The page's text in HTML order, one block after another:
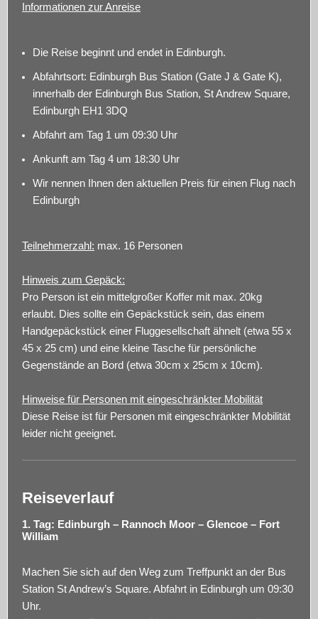
Informationen zur Anreise
Die Reise beginnt und endet in Edinburgh.
Abfahrtsort: Edinburgh Bus Station (Gate J & Gate K),
innerhalb der Edinburgh Bus Station, St Andrew Square,
Edinburgh EH1 3DQ
Abfahrt am Tag 1 um 09:30 Uhr
Ankunft am Tag 4 um 18:30 Uhr
Wir nennen Ihnen den aktuellen Preis für einen Flug nach
Edinburgh
Teilnehmerzahl: max. 16 Personen
Hinweis zum Gepäck:
Pro Person ist ein mittelgroßer Koffer mit max. 20kg
erlaubt. Dies sollte ein Gepäckstück sein, das einem
Handgepäckstück einer Fluggesellschaft ähnelt (etwa 55 x
45 x 25 cm) und eine kleine Tasche für persönliche
Gegenstände an Bord (etwa 30cm x 25cm x 10cm).
Hinweise für Personen mit eingeschränkter Mobilität
Diese Reise ist für Personen mit eingeschränkter Mobilität
leider nicht geeignet.
Reiseverlauf
1. Tag: Edinburgh – Rannoch Moor – Glencoe – Fort
William
Machen Sie sich auf den Weg zum Treffpunkt an der Bus
Station St Andrew’s Square. Abfahrt in Edinburgh um 09:30
Uhr.